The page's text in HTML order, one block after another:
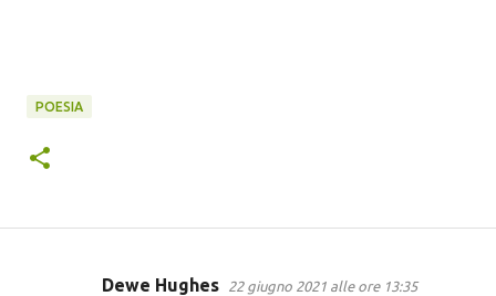
POESIA
Dewe Hughes 22 giugno 2021 alle ore 13:35